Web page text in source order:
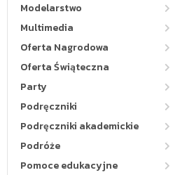
Modelarstwo
Multimedia
Oferta Nagrodowa
Oferta Świąteczna
Party
Podręczniki
Podręczniki akademickie
Podróże
Pomoce edukacyjne